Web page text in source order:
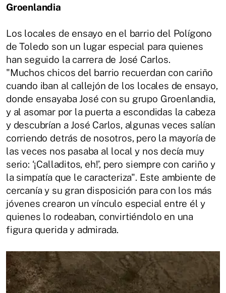
Groenlandia
Los locales de ensayo en el barrio del Polígono
de Toledo son un lugar especial para quienes
han seguido la carrera de José Carlos.
"Muchos chicos del barrio recuerdan con cariño
cuando iban al callejón de los locales de ensayo,
donde ensayaba José con su grupo Groenlandia,
y al asomar por la puerta a escondidas la cabeza
y descubrían a José Carlos, algunas veces salían
corriendo detrás de nosotros, pero la mayoría de
las veces nos pasaba al local y nos decía muy
serio: ‘¡Calladitos, eh!’, pero siempre con cariño y
la simpatía que le caracteriza". Este ambiente de
cercanía y su gran disposición para con los más
jóvenes crearon un vínculo especial entre él y
quienes lo rodeaban, convirtiéndolo en una
figura querida y admirada.